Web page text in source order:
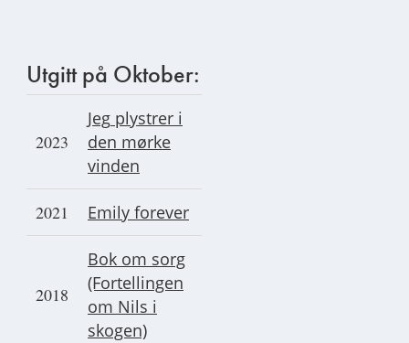
Utgitt på Oktober:
2023
Jeg plystrer i
den mørke
vinden
2021 Emily forever
2018
Bok om sorg
(Fortellingen
om Nils i
skogen)